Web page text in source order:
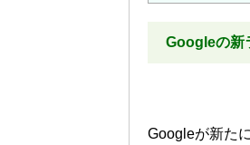
Googleの新
Googleが新た